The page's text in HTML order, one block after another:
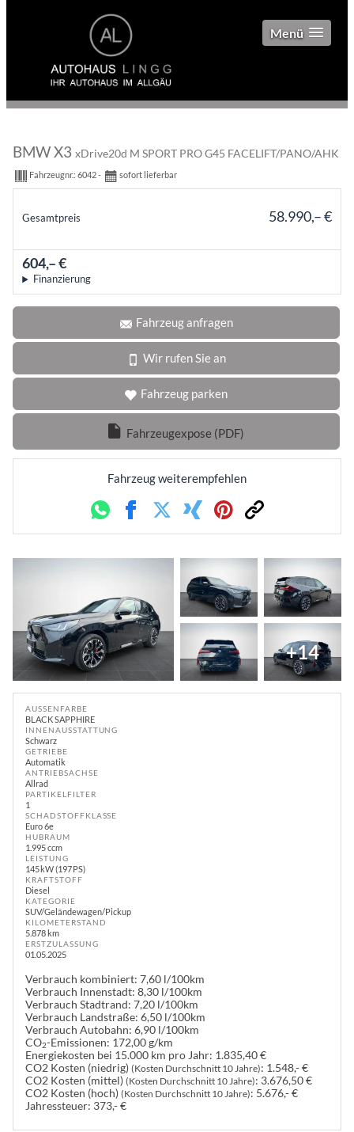
Menü
BMW X3 xDrive20d M SPORT PRO G45 FACELIFT/PANO/AHK
Fahrzeugnr.: 6042 sofort lieferbar
Gesamtpreis 58.990,– €
604,– €
Finanzierung
Fahrzeug anfragen
Wir rufen Sie an
Fahrzeug parken
Fahrzeugexpose (PDF)
Fahrzeug weiterempfehlen
WhatsappFacebookTwitterXing PinterestLink
+14
AUSSENFARBE
BLACK SAPPHIRE
INNENAUSSTATTUNG
Schwarz
GETRIEBE
Automatik
ANTRIEBSACHSE
Allrad
PARTIKELFILTER
1
SCHADSTOFFKLASSE
Euro 6e
HUBRAUM
1.995 ccm
LEISTUNG
145 kW (197 PS)
KRAFTSTOFF
Diesel
KATEGORIE
SUV/Geländewagen/Pickup
KILOMETERSTAND
5.878 km
ERSTZULASSUNG
01.05.2025
Verbrauch kombiniert: 7,60 l/100km
Verbrauch Innenstadt: 8,30 l/100km
Verbrauch Stadtrand: 7,20 l/100km
Verbrauch Landstraße: 6,50 l/100km
Verbrauch Autobahn: 6,90 l/100km
CO2-Emissionen: 172,00 g/km
Energiekosten bei 15.000 km pro Jahr: 1.835,40 €
CO2 Kosten (niedrig) (Kosten Durchschnitt 10 Jahre): 1.548,- €
CO2 Kosten (mittel) (Kosten Durchschnitt 10 Jahre): 3.676,50 €
CO2 Kosten (hoch) (Kosten Durchschnitt 10 Jahre): 5.676,- €
Jahressteuer: 373,- €